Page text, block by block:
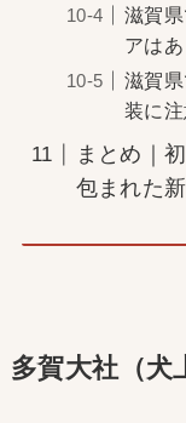
滋賀
アは
滋賀
装に
まとめ｜
包まれた
多賀大社（犬